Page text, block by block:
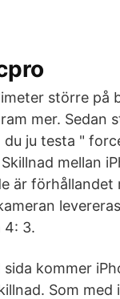
större på
mer. Sedan
ju testa "
mellan
är förhållandet
4: 3.
kommer
Som med